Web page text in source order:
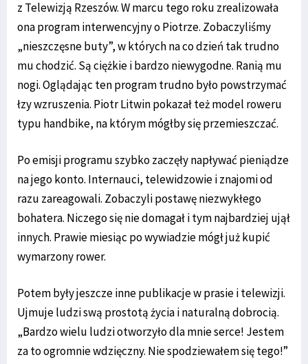
z Telewizją Rzeszów. W marcu tego roku zrealizowała
ona program interwencyjny o Piotrze. Zobaczyliśmy
„nieszczęsne buty”, w których na co dzień tak trudno
mu chodzić. Są ciężkie i bardzo niewygodne. Ranią mu
nogi. Oglądając ten program trudno było powstrzymać
łzy wzruszenia. Piotr Litwin pokazał też model roweru
typu handbike, na którym mógłby się przemieszczać.
Po emisji programu szybko zaczęły napływać pieniądze
na jego konto. Internauci, telewidzowie i znajomi od
razu zareagowali. Zobaczyli postawę niezwykłego
bohatera. Niczego się nie domagał i tym najbardziej ujął
innych. Prawie miesiąc po wywiadzie mógł już kupić
wymarzony rower.
Potem były jeszcze inne publikacje w prasie i telewizji.
Ujmuje ludzi swą prostotą życia i naturalną dobrocią.
„Bardzo wielu ludzi otworzyło dla mnie serce! Jestem
za to ogromnie wdzięczny. Nie spodziewałem się tego!”